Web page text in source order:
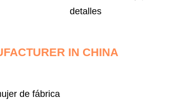
detalles
IN CHINA
de fábrica